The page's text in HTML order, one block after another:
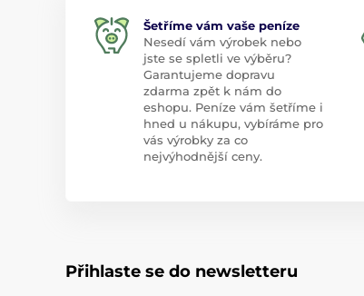
Šetříme vám vaše peníze
Nesedí vám výrobek nebo
jste se spletli ve výběru?
Garantujeme dopravu
zdarma zpět k nám do
eshopu. Peníze vám šetříme i
hned u nákupu, vybíráme pro
vás výrobky za co
nejvýhodnější ceny.
Přihlaste se do newsletteru